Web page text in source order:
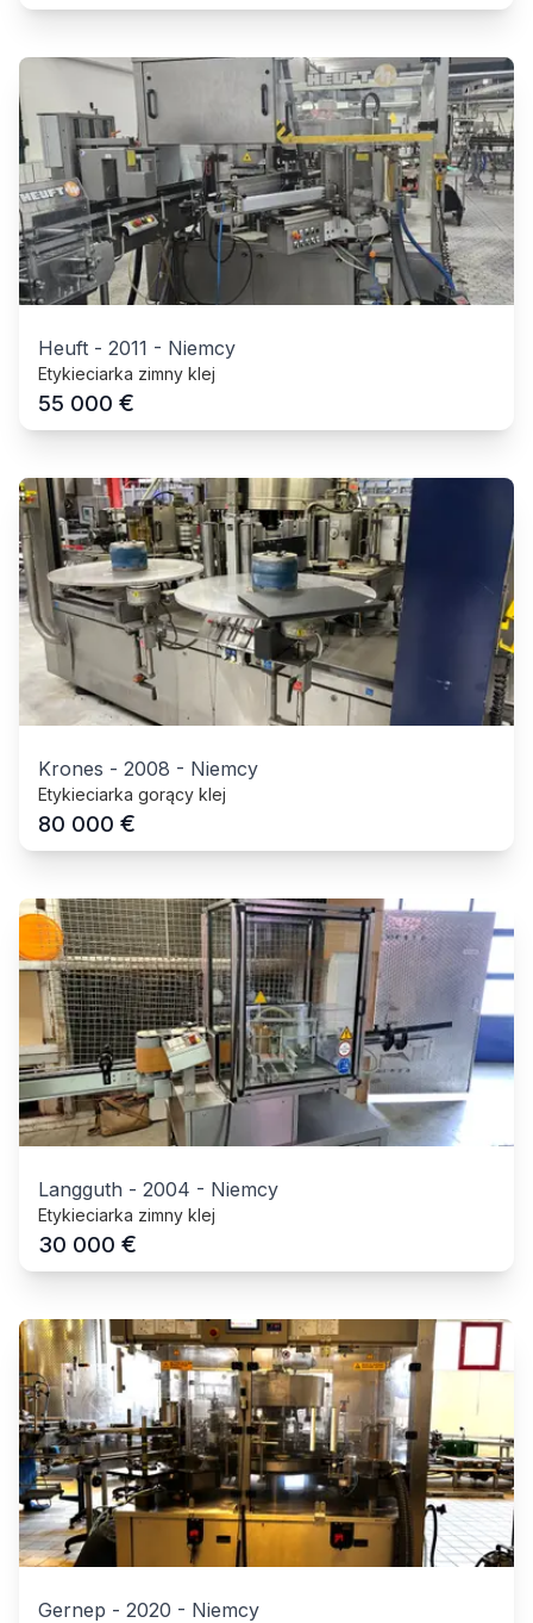
Heuft - 2011 - Niemcy
Etykieciarka zimny klej
55 000 €
Krones - 2008 - Niemcy
Etykieciarka gorący klej
80 000 €
Langguth - 2004 - Niemcy
Etykieciarka zimny klej
30 000 €
Gernep - 2020 - Niemcy